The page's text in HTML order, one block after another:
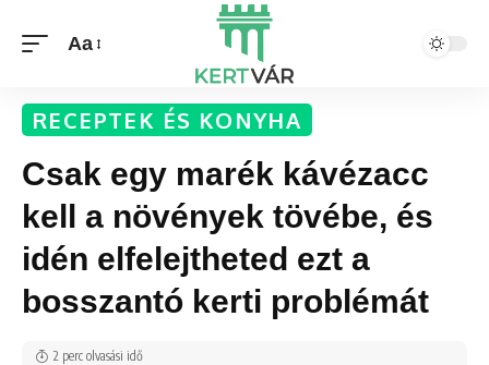
Aa
RECEPTEK ÉS KONYHA
Csak egy marék kávézacc
kell a növények tövébe, és
idén elfelejtheted ezt a
bosszantó kerti problémát
2 perc olvasási idő